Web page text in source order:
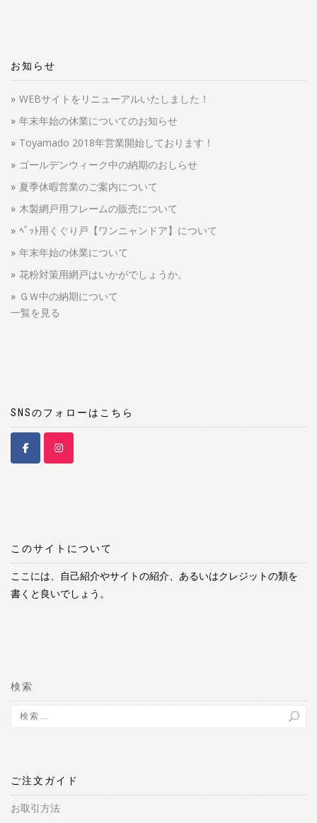
お知らせ
WEBサイトをリニューアルいたしました！
年末年始の休業についてのお知らせ
Toyamado 2018年営業開始しております！
ゴールデンウィーク中の納期のおしらせ
夏季休暇営業のご案内について
木製網戸用フレームの販売について
ﾍﾟｯﾄ用くぐり戸【ワンニャンドア】について
年末年始の休業について
花粉対策用網戸はいかがでしょうか。
ＧＷ中の納期について
一覧を見る
SNSのフォローはこちら
このサイトについて
ここには、自己紹介やサイトの紹介、あるいはクレジットの類を
書くと良いでしょう。
検索
ご注文ガイド
お取引方法